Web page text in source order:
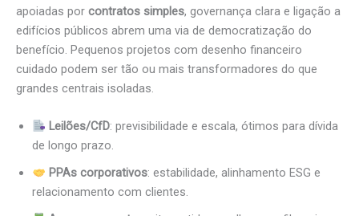
apoiadas por contratos simples, governança clara e ligação a
edifícios públicos abrem uma via de democratização do
benefício. Pequenos projetos com desenho financeiro
cuidado podem ser tão ou mais transformadores do que
grandes centrais isoladas.
Leilões/CfD: previsibilidade e escala, ótimos para dívida
de longo prazo.
PPAs corporativos: estabilidade, alinhamento ESG e
relacionamento com clientes.